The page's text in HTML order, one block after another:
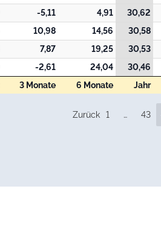
3 Monate 6 Monate Jahr
-5,11 4,91 30,62
10,98 14,56 30,58
7,87 19,25 30,53
-2,61 24,04 30,46
3 Monate 6 Monate Jahr
Zurück 1 … 43